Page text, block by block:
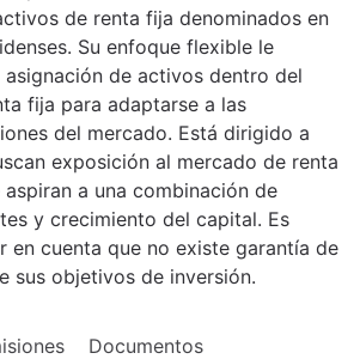
de renta fija denominados en
Su enfoque flexible le
de activos dentro del
fija para adaptarse a las
del mercado. Está dirigido a
exposición al mercado de renta
a una combinación de
y crecimiento del capital. Es
en cuenta que no existe garantía de
sus objetivos de inversión.
Documentos